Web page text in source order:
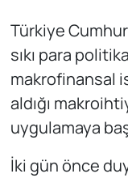
Türkiye
sıkı para
makrofinansal
aldığı
uygulamaya
İki gün önce